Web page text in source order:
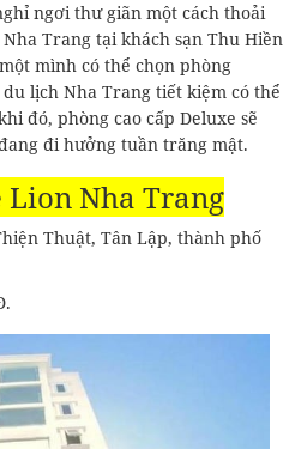
ngơi thư giãn một cách thoải
Trang tại khách sạn Thu Hiền
mình có thể chọn phòng
lịch Nha Trang tiết kiệm có thể
đó, phòng cao cấp Deluxe sẽ
đi hưởng tuần trăng mật.
Lion Nha Trang
Thuật, Tân Lập, thành phố